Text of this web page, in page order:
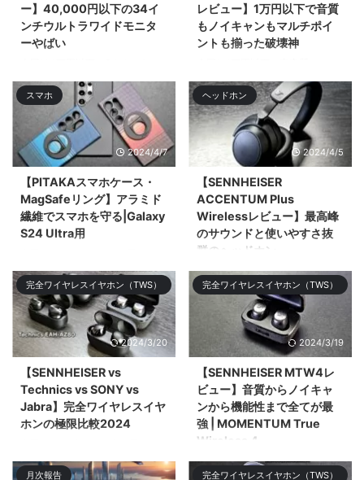
ー】40,000円以下の34イ
ンチウルトラワイドモニタ
ーやばい
UWQHD（3,440 × 1,440）のウ
ルトラワイドモニター「Xiaomi
G34WQi」 ...
レビュー】1万円以下で音質
もノイキャンもマルチポイ
ントも揃った破壊神
キャン優秀、マルチポイントにも
ワイӣ ...
スマホ
2024/4/7
【PITAKAスマホケース・
MagSafeリング】アラミド
繊維でスマホを守る|Galaxy
S24 Ultra用
PITAKAのアラミド繊維のケース
やMagSafeリング、スクリーン
プロ&# ...
ヘッドホン
2024/4/5
【SENNHEISER
ACCENTUM Plus
Wirelessレビュー】最高峰
のサウンドと使いやすさ抜
群のヘッドホン
今回はSENNHEISERのミドルレ
ンジモデル「SENNHEISER
ACCENTUM Plus Wireless」を
レビューする。ミドル ...
完全ワイヤレスイヤホン（TWS）
2024/3/20
【SENNHEISER vs
Technics vs SONY vs
Jabra】完全ワイヤレスイヤ
ホンの極限比較2024
完全ワイヤレスイヤホン
「SENNHEISER MOMENTUM
完全ワイヤレスイヤホン（TWS）
2024/3/19
【SENNHEISER MTW4レ
ビュー】音質からノイキャ
ンから機能性まで全てが最
強 | MOMENTUM True
Wireless 4
今回は2024年のNo.1候補である
フラグシップ完全ワイヤレスイヤ
月次報告 完全ワイヤレスイヤホン（TWS）